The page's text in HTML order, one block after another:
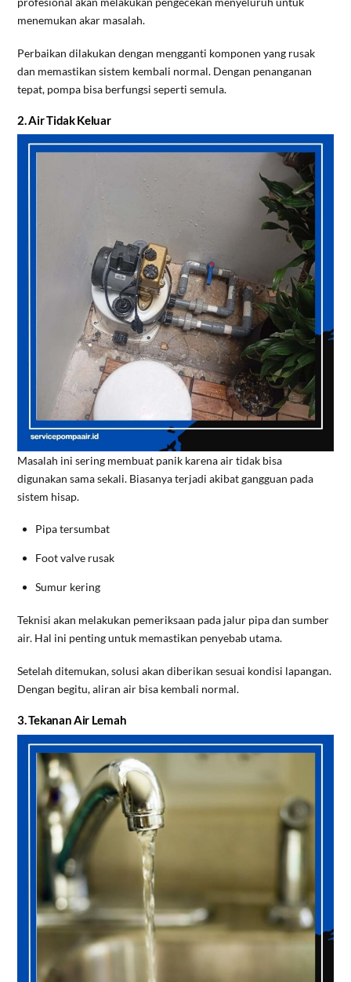
menemukan akar masalah.
Perbaikan dilakukan dengan mengganti komponen yang rusak
dan memastikan sistem kembali normal. Dengan penanganan
tepat, pompa bisa berfungsi seperti semula.
2. Air Tidak Keluar
Masalah ini sering membuat panik karena air tidak bisa
digunakan sama sekali. Biasanya terjadi akibat gangguan pada
sistem hisap.
Pipa tersumbat
Foot valve rusak
Sumur kering
Teknisi akan melakukan pemeriksaan pada jalur pipa dan sumber
air. Hal ini penting untuk memastikan penyebab utama.
Setelah ditemukan, solusi akan diberikan sesuai kondisi lapangan.
Dengan begitu, aliran air bisa kembali normal.
3. Tekanan Air Lemah